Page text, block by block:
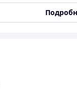
котлы
и
и
ресторанов и
имеют